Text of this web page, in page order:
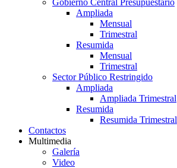
Gobierno Central Presupuestario
Ampliada
Mensual
Trimestral
Resumida
Mensual
Trimestral
Sector Público Restringido
Ampliada
Ampliada Trimestral
Resumida
Resumida Trimestral
Contactos
Multimedia
Galería
Video